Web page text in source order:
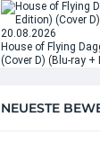
20.08.2026
House of Flying
(Cover D) (Blu-ray
NEUESTE